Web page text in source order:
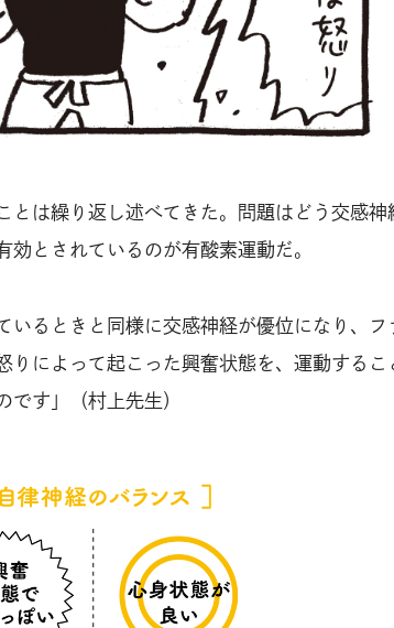
とは繰り返し述べてきた。問題はどう交感神
とされているのが有酸素運動だ。
いるときと同様に交感神経が優位になり、フ
りによって起こった興奮状態を、運動するこ
す」（村上先生）